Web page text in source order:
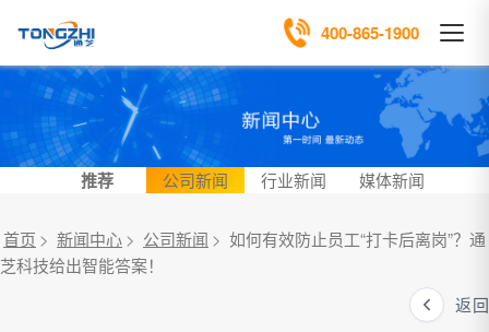
400-865-1900
推荐 公司新闻 行业新闻 媒体新闻
首页 > 新闻中心> 公司新闻 > 如何有效防止员工“打卡后离岗”？通
芝科技给出智能答案！
返回